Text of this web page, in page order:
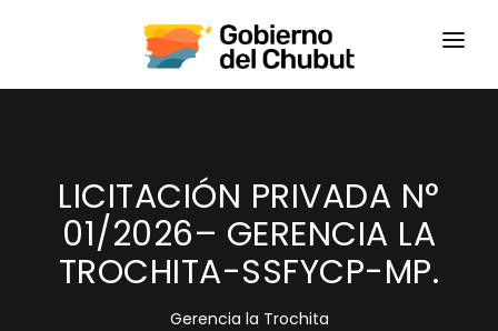
HOME
LICITACIÓN PRIVADA N°
01/2026– GERENCIA LA
TROCHITA-SSFYCP-MP.
Gerencia la Trochita